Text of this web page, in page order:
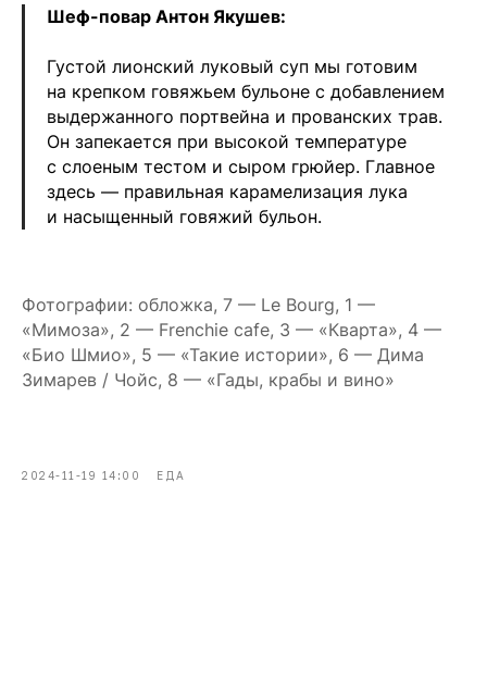
Шеф-повар Антон Якушев:
Густой лионский луковый суп мы готовим
на крепком говяжьем бульоне с добавлением
выдержанного портвейна и прованских трав.
Он запекается при высокой температуре
с слоеным тестом и сыром грюйер. Главное
здесь — правильная карамелизация лука
и насыщенный говяжий бульон.
Фотографии: обложка, 7 — Le Bourg, 1 —
«Мимоза», 2 — Frenchie cafe, 3 — «Кварта», 4 —
«Био Шмио», 5 — «Такие истории», 6 — Дима
Зимарев / Чойс, 8 — «Гады, крабы и вино»
2024-11-19 14:00 ЕДА
Platforms💧 Inc. запрещено
на территории России